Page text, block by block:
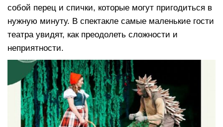
собой перец и спички, которые могут пригодиться в
нужную минуту. В спектакле самые маленькие гости
театра увидят, как преодолеть сложности и
неприятности.